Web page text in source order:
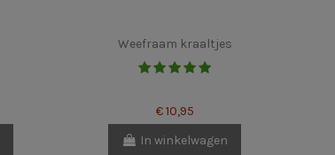
Weefraam kraaltjes
€ 10,95
In winkelwagen